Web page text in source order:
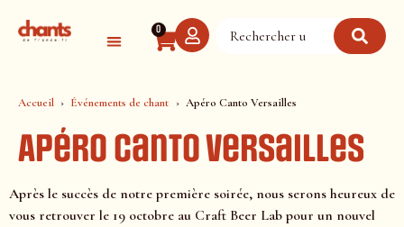
0
Accueil Événements de chant Apéro Canto Versailles
Apéro Canto Versailles
Après le succès de notre première soirée, nous serons heureux de
vous retrouver le 19 octobre au Craft Beer Lab pour un nouvel